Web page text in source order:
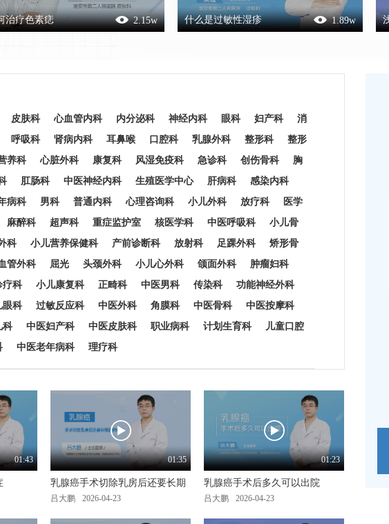
治疗色素痣 2.15w 什么是过敏性湿疹 1.89w
皮肤科 心血管内科 内分泌科 神经内科 眼科 妇产科
消
呼吸科 肾病内科 耳鼻喉 口腔科 乳腺外科 整形科
整形
养科 心脏外科 康复科 风湿免疫科 急诊科 创伤骨科
胸
肛肠科 中医神经内科 生殖医学中心 肝病科
感染内科
病科 男科 普通内科 心理咨询科 小儿外科 放疗科
医学
麻醉科 超声科 重症监护室 核医学科 中医呼吸科
小儿骨
科 小儿营养保健科 产前诊断科 放射科 足踝外科
矫形骨
管外科 屈光 头颈外科 小儿心外科 颌面外科
肿瘤妇科
疗科 小儿康复科 正畸科 中医男科 传染科
功能神经外科
眼科 过敏反应科 中医外科 角膜科 中医骨科
中医按摩科
科 中医妇产科 中医皮肤科 职业病科 计划生育科
儿童口腔
中医老年病科 理疗科
01:43 01:35
乳腺癌手术切除乳房后还要长期
吕大鹏 2026-04-23
01:23
乳腺癌手术后多久可以出院
吕大鹏 2026-04-23